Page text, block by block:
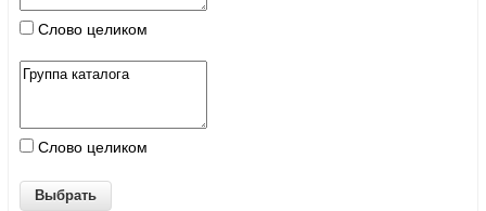
Слово целиком
Слово целиком